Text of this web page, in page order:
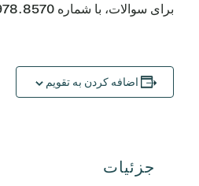
برای سوالات، با شماره 512.978.8570 تماس بگیرید.
اضافه کردن به تقویم
جزئیات